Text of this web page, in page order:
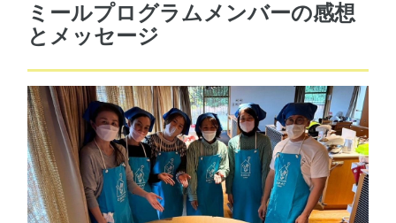
ミールプログラムメンバーの感想
とメッセージ